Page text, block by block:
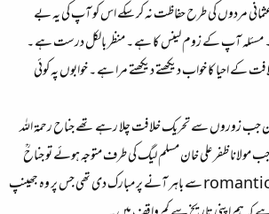
مردوں کی طرح حفاظت نہ کر سکے اس کو آپ کی یہ بے
مسئلہ آپ کے زوم لینس کا ہے ۔ منظر بالکل درست ہے ۔
کے احیا کا خواب دیکھتے دیکھتے مرا ہے ۔ خوابوں پہ کوئی
جب زوروں سے تحریک خلافت چلا رہے تھے جناح رحمۃ اللہ
مولانا ظفر علی خان مسلم لیگ کی طرف متوجہ ہوئے تو جناحؒ
نے ان کو خلافت کے romanticism سے باہر آنے پر مبارک دی تھی جس پر وہ جھینپ